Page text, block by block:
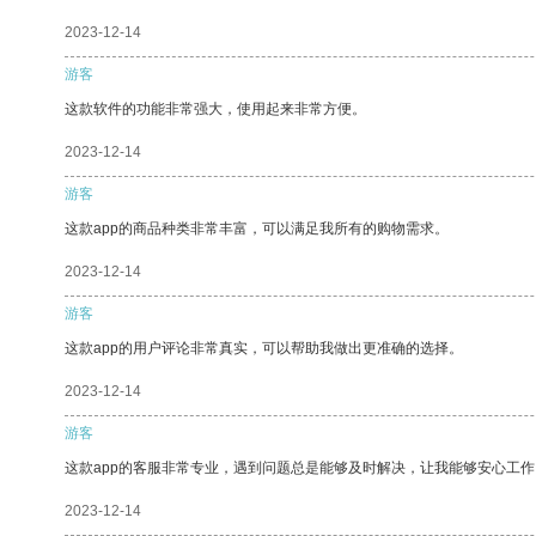
2023-12-14
游客
这款软件的功能非常强大，使用起来非常方便。
2023-12-14
游客
这款app的商品种类非常丰富，可以满足我所有的购物需求。
2023-12-14
游客
这款app的用户评论非常真实，可以帮助我做出更准确的选择。
2023-12-14
游客
这款app的客服非常专业，遇到问题总是能够及时解决，让我能够安心工
2023-12-14